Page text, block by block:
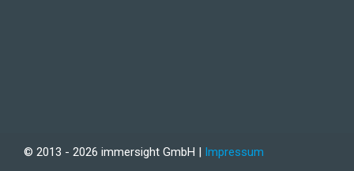
© 2013 - 2026 immersight GmbH | Impressum